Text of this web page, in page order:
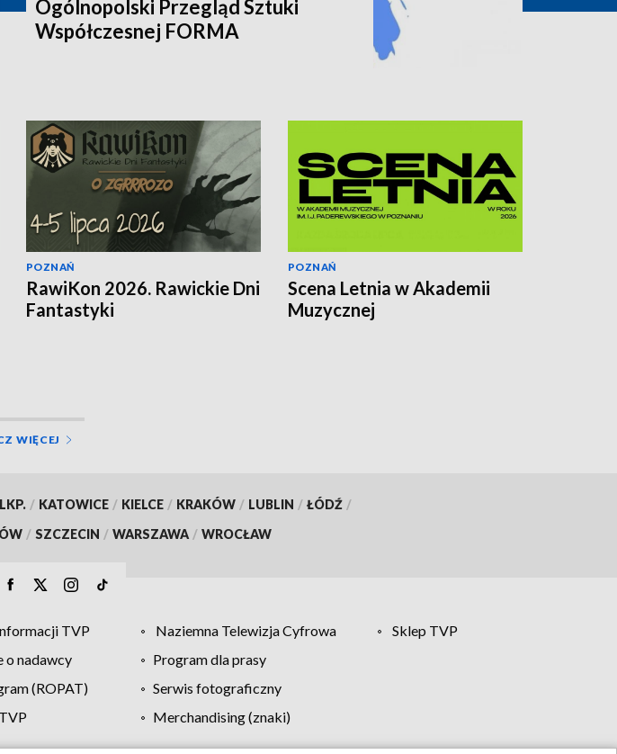
Ogólnopolski Przegląd Sztuki
Współczesnej FORMA
POZNAŃ
RawiKon 2026. Rawickie Dni
Fantastyki
POZNAŃ
Scena Letnia w Akademii
Muzycznej
WIĘCEJ
/ KATOWICE / KIELCE / KRAKÓW / LUBLIN / ŁÓDŹ /
/ SZCZECIN / WARSZAWA / WROCŁAW
TVP Naziemna Telewizja Cyfrowa
Sklep TVP
o nadawcy
Program dla prasy
(ROPAT)
Serwis fotograficzny
Merchandising (znaki)